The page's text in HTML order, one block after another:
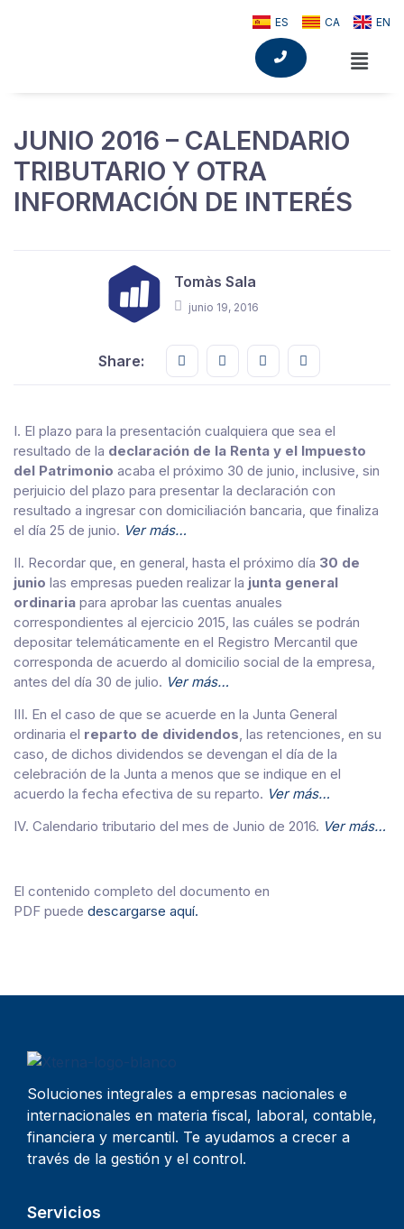
ES CA EN
JUNIO 2016 – CALENDARIO
TRIBUTARIO Y OTRA
INFORMACIÓN DE INTERÉS
Tomàs Sala
junio 19, 2016
Share: Share this on FaceBook
Share this on Twitter
Share this on GMail
Share this on
I. El plazo para la presentación cualquiera que sea el
resultado de la declaración de la Renta y el Impuesto
del Patrimonio acaba el próximo 30 de junio, inclusive, sin
perjuicio del plazo para presentar la declaración con
resultado a ingresar con domiciliación bancaria, que finaliza
el día 25 de junio. Ver más…
II. Recordar que, en general, hasta el próximo día 30 de
junio las empresas pueden realizar la junta general
ordinaria para aprobar las cuentas anuales
correspondientes al ejercicio 2015, las cuáles se podrán
depositar telemáticamente en el Registro Mercantil que
corresponda de acuerdo al domicilio social de la empresa,
antes del día 30 de julio. Ver más…
III. En el caso de que se acuerde en la Junta General
ordinaria el reparto de dividendos, las retenciones, en su
caso, de dichos dividendos se devengan el día de la
celebración de la Junta a menos que se indique en el
acuerdo la fecha efectiva de su reparto. Ver más…
IV. Calendario tributario del mes de Junio de 2016. Ver más…
El contenido completo del documento en
PDF puede descargarse aquí.
Soluciones integrales a empresas nacionales e
internacionales en materia fiscal, laboral, contable,
financiera y mercantil. Te ayudamos a crecer a
través de la gestión y el control.
Servicios